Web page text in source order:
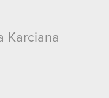
Karciana